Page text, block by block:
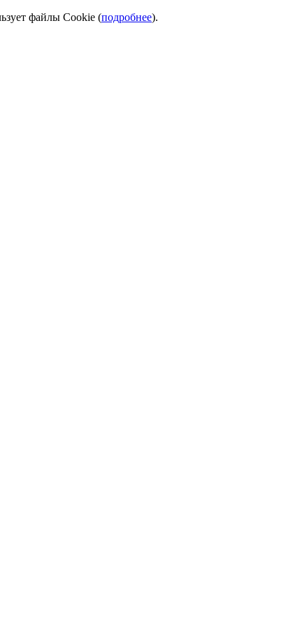
файлы Cookie (подробнее).